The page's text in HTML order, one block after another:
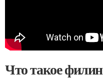
Что такое филин